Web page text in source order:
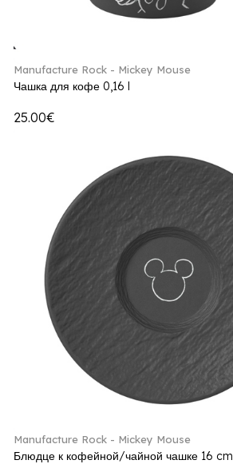
Manufacture Rock - Mickey Mouse
Чашка для кофе 0,16 l
25.00€
Manufacture Rock - Mickey Mouse
Блюдце к кофейной/чайной чашке 16 cm